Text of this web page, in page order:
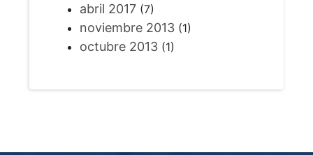
abril 2017(7)
noviembre 2013(1)
octubre 2013(1)